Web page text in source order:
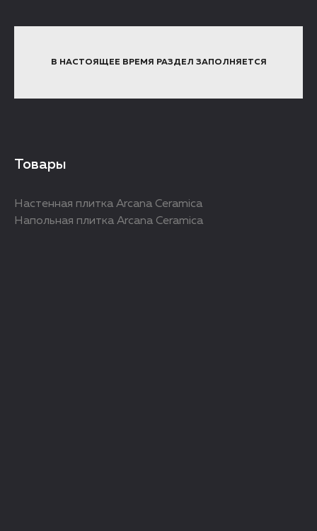
В НАСТОЯЩЕЕ ВРЕМЯ РАЗДЕЛ ЗАПОЛНЯЕТСЯ
Товары
Настенная плитка Arcana Ceramica
Напольная плитка Arcana Ceramica